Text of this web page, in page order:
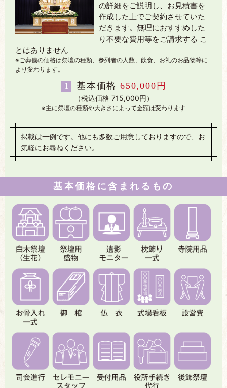
の詳細をご説明し、お見積書を
作成した上でご契約させていた
だきます。無理におすすめした
り不要な費用等をご請求する こ
とはありません
※ご葬儀の価格は祭壇の種類、参列者の人数、飲食、お礼のお品物等に
より変わります。
1 基本価格650,000円
（税込価格 715,000円）
主に祭壇の種類や大きさによって金額は変わります
掲載は一例です。他にも多数ご用意しておりますので、お
気軽にお尋ねください。
基本価格に含まれるもの